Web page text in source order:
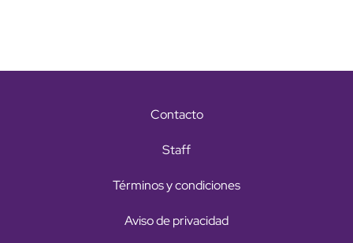
Contacto
Staff
Términos y condiciones
Aviso de privacidad